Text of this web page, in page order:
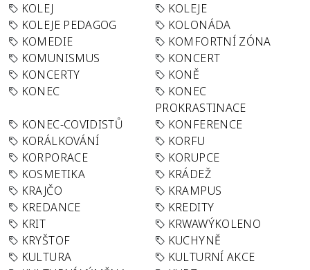
KOLEJ
KOLEJE
KOLEJE PEDAGOG
KOLONÁDA
KOMEDIE
KOMFORTNÍ ZÓNA
KOMUNISMUS
KONCERT
KONCERTY
KONĚ
KONEC
KONEC
PROKRASTINACE
KONEC-COVIDISTŮ
KONFERENCE
KORÁLKOVÁNÍ
KORFU
KORPORACE
KORUPCE
KOSMETIKA
KRÁDEŽ
KRAJČO
KRAMPUS
KREDANCE
KREDITY
KRIT
KRWAWÝKOLENO
KRYŠTOF
KUCHYNĚ
KULTURA
KULTURNÍ AKCE